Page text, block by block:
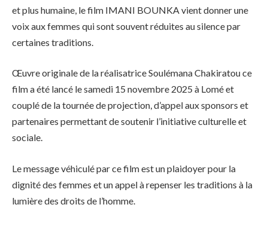
et plus humaine, le film IMANI BOUNKA vient donner une
voix aux femmes qui sont souvent réduites au silence par
certaines traditions.
Œuvre originale de la réalisatrice Soulémana Chakiratou ce
film a été lancé le samedi 15 novembre 2025 à Lomé et
couplé de la tournée de projection, d’appel aux sponsors et
partenaires permettant de soutenir l’initiative culturelle et
sociale.
Le message véhiculé par ce film est un plaidoyer pour la
dignité des femmes et un appel à repenser les traditions à la
lumière des droits de l’homme.